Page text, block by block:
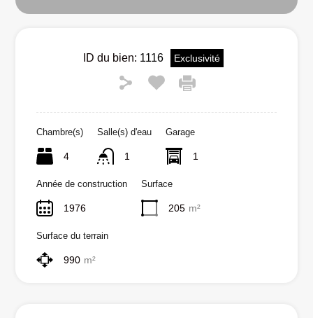
ID du bien: 1116 Exclusivité
Chambre(s)
4
Salle(s) d'eau
1
Garage
1
Année de construction
1976
Surface
205 m²
Surface du terrain
990 m²